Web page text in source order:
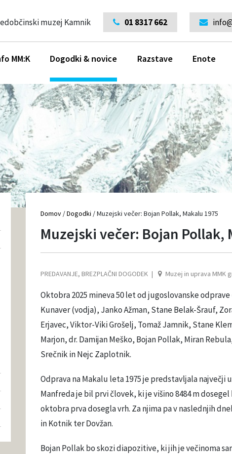
muzej Kamnik 01 8317 662
MM:K Dogodki & novice Razstave Enote
Domov /Dogodki /Muzejski večer: Bojan Pollak, Makalu 1975
Muzejski večer: Bojan Pollak,
PREDAVANJE, BREZPLAČNI DOGODEK Muzej in uprava MMK
Oktobra 2025 mineva 50 let od jugoslovanske
Kunaver (vodja), Janko Ažman, Stane Belak-Šrauf,
Erjavec, Viktor-Viki Grošelj, Tomaž Jamnik, Stane
Marjon, dr. Damijan Meško, Bojan Pollak, Miran
Srečnik in Nejc Zaplotnik.
Odprava na Makalu leta 1975 je predstavljala največji
Manfreda je bil prvi človek, ki je višino 8484 m
oktobra prva dosegla vrh. Za njima pa v naslednjih
in Kotnik ter Dovžan.
Bojan Pollak bo skozi diapozitive, ki jih je večinoma